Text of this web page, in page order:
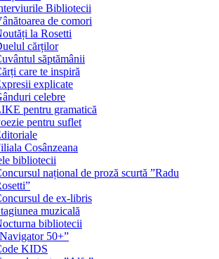
Bibliotecii
de comori
la Rosetti
cărților
săptămânii
care te inspiră
explicate
celebre
pentru gramatică
pentru suflet
Cosânzeana
bibliotecii
național de proză scurtă ”Radu
de ex-libris
muzicală
bibliotecii
50+”
KIDS